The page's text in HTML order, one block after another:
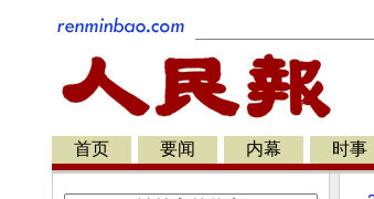
首页 要闻 内幕 时事